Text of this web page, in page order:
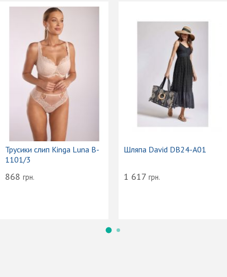
Трусики слип Kinga Luna B-
1101/3
868 грн.
Шляпа David DB24-A01
1 617 грн.